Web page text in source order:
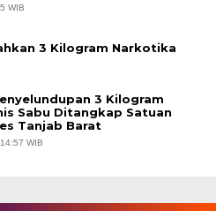
WIB
3 Kilogram Narkotika
3 Kilogram
Sabu Ditangkap Satuan
Tanjab Barat
WIB